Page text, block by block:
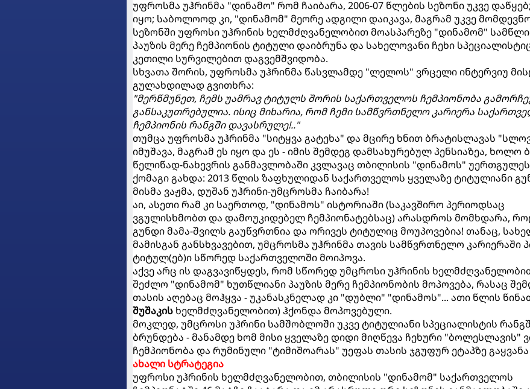
უფროსმა უჰრინმა "დინამო" რომ ჩაიბარა, 2006-07 წლების სეზონი უკვე
იყო; საბოლოოდ კი, "დინამომ" მეორე ადგილი დაიკავა, მაგრამ უკვე
სეზონში უფროსი უჰრინის ხელმძღვანელობით მოასპარეზე "დინამომ"
პაუზის მერე ჩემპიონის ტიტული დაიბრუნა და სახელოვანი ჩეხი
კეთილი სურვილებით დაგვემშვიდობა.
სხვათა შორის, უფროსმა უჰრინმა წასვლამდე "ლელოს" ვრცელი ინტერვიუ
გულახდილად გვითხრა:
"მერწმუნეთ, ჩემს უამრავ ტიტულს შორის საქართველოს ჩემპიონობა
განსაკუთრებულია. ისიც მიხარია, რომ ჩემი სამწვრთნელო კარიერა
ჩემპიონის რანგში დავასრულე!.."
თუმცა უფროსმა უჰრინმა "სიტყვა გატეხა" და მცირე ხნით ბრატისლავას
იმუშავა, მაგრამ ეს იყო და ეს - იმის შემდეგ დამსახურებულ პენსიაზეა,
წელიწად-ნახევრის განმავლობაში კვლავაც თბილისის "დინამოს"
ქომაგი გახდა: 2013 წლის ზაფხულიდან საქართველოს ყველაზე ტიტულიანი
მისმა ვაჟმა, დუშან უჰრინი-უმცროსმა ჩაიბარა!
აი, ასეთი რამ კი საერთოდ, "დინამოს" ისტორიაში (საკავშირო პერიოდსაც
ვგულისხმობთ და დამოუკიდებელ ჩემპიონატებსაც) არასდროს მომხდარა,
გუნდი მამა-შვილს გაუწვრთნია და ორივეს ტიტულიც მოუპოვებია! თანაც,
მამისგან განსხვავებით, უმცროსმა უჰრინმა თავის სამწვრთნელო კარიერაში
ტიტულ(ებ)ი სწორედ საქართველოში მოიპოვა.
აქვე არც ის დაგვავიწყდეს, რომ სწორედ უმცროსი უჰრინის
შეძლო "დინამომ" ხუთწლიანი პაუზის მერე ჩემპიონობის მოპოვება, რასაც
თასის აღებაც მოჰყვა - უკანასკნელად კი "დუბლი" "დინამოს"... ათი წლის
შუშაკის ხელმძღვანელობით) ჰქონდა მოპოვებული.
მოკლედ, უმცროსი უჰრინი სამშობლოში უკვე ტიტულიანი სპეციალისტის
ბრუნდება - მანამდე ხომ მისი ყველაზე დიდი მიღწევა ჩეხური "ბოლესლავის"
ჩემპიონობა და რუმინული "ტიმიშოარას" უეფას თასის ჯგუფურ ეტაპზე
ახალი სტრატეგია
უფროსი უჰრინის ხელმძღვანელობით, თბილისის "დინამომ" საქართველოს